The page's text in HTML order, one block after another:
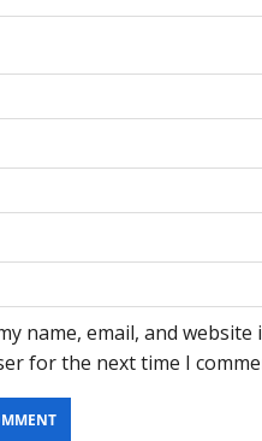
name, email, and website
for the next time I